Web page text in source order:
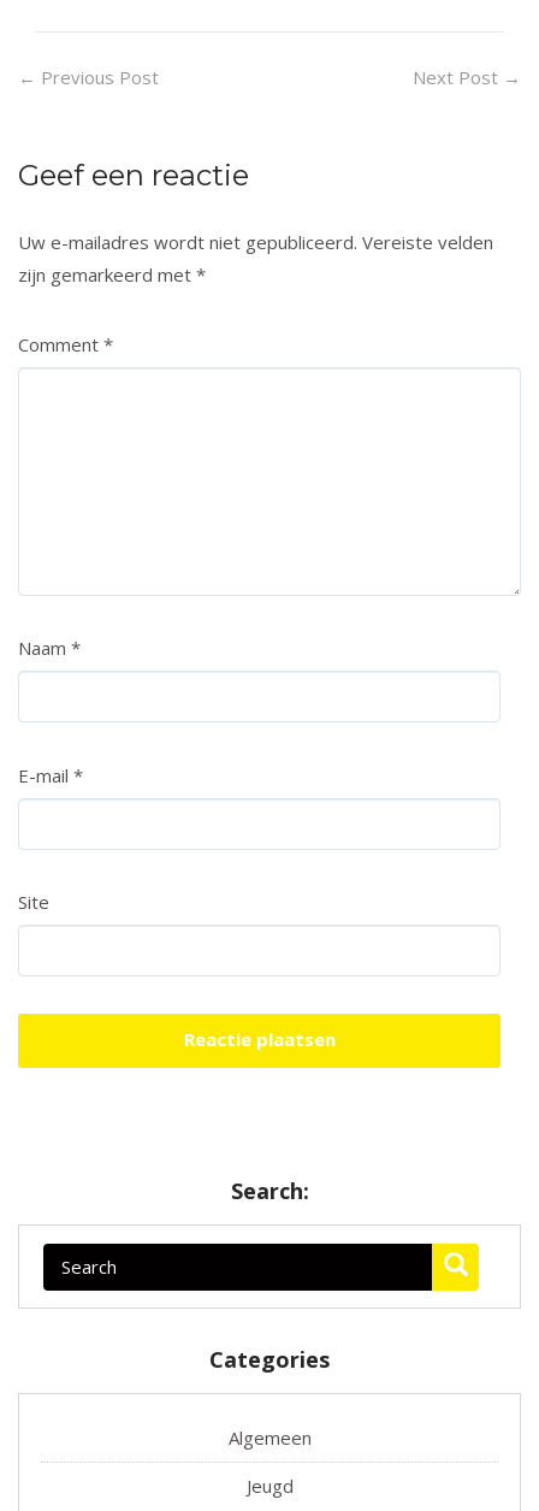
← Previous Post Next Post →
Geef een reactie
Uw e-mailadres wordt niet gepubliceerd. Vereiste velden
zijn gemarkeerd met *
Comment *
Naam *
E-mail *
Site
Search:
Categories
Algemeen
Jeugd